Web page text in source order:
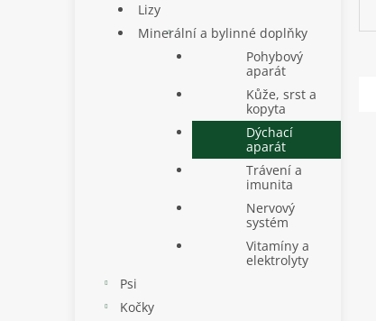
Lizy
Minerální a bylinné doplňky
Pohybový
aparát
Kůže, srst a
kopyta
Dýchací
aparát
Trávení a
imunita
Nervový
systém
Vitamíny a
elektrolyty
Psi
Kočky